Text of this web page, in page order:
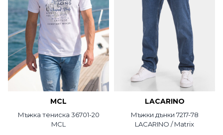
MCL
Мъжка тениска 36701-20
MCL
LACARINO
Мъжки дънки 7217-78
LACARINO / Matrix